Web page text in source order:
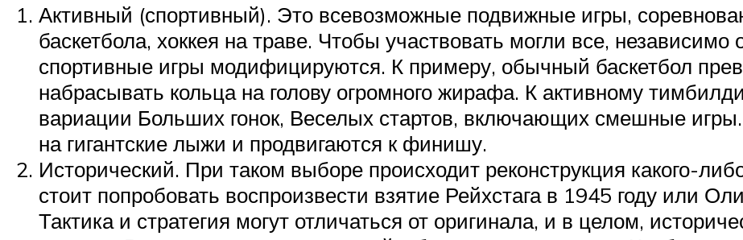
Активный (спортивный). Это всевозможные подвижные игры,
баскетбола, хоккея на траве. Чтобы участвовать могли все,
спортивные игры модифицируются. К примеру, обычный баскетбол
набрасывать кольца на голову огромного жирафа. К активному
вариации Больших гонок, Веселых стартов, включающих смешные
на гигантские лыжи и продвигаются к финишу.
Исторический. При таком выборе происходит реконструкция какого-
стоит попробовать воспроизвести взятие Рейхстага в 1945 году или
Тактика и стратегия могут отличаться от оригинала, и в целом,